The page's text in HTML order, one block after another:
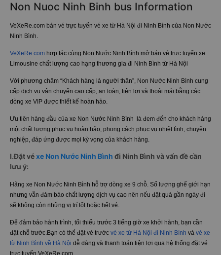
Non Nuoc Ninh Binh bus Information
VeXeRe.com bán vé trực tuyến vé xe từ Hà Nội đi Ninh Bình của Non Nước
Ninh Bình.
VeXeRe.com hợp tác cùng Non Nước Ninh Bình mở bán vé trực tuyến xe
Limousine chất lượng cao hạng thương gia đi Ninh Bình từ Hà Nội
Với phương châm “Khách hàng là người thân”, Non Nước Ninh Bình cung
cấp dịch vụ vận chuyển cao cấp, an toàn, tiện lợi và thoải mái bằng các
dòng xe VIP được thiết kế hoàn hảo.
Ưu tiên hàng đầu của xe Non Nước Ninh Bình là đem đến cho khách hàng
một chất lượng phục vụ hoàn hảo, phong cách phục vụ nhiệt tình, chuyên
nghiệp, đáp ứng được mọi kỳ vọng của khách hàng.
I.Đặt véxe Non Nước Ninh Bình đi Ninh Bình và vấn đề cần
lưu ý:
Hãng xe Non Nước Ninh Bình hỗ trợ dòng xe 9 chỗ. Số lượng ghế giới hạn
nhưng vẫn đảm bảo chất lượng dịch vụ cao nên nếu đặt quá gần ngày đi
sẽ không còn những vị trí tốt hoặc hết vé.
Để đảm bảo hành trình, tối thiểu trước 3 tiếng giờ xe khởi hành, bạn cần
đặt chỗ trước.Bạn có thể đặt vé trước vé xe từ Hà Nội đi Ninh Bình và vé xe
từ Ninh Bình về Hà Nội dễ dàng và thanh toán tiện lợi qua hệ thống đặt vé
trực tuyến VeXeRe.com